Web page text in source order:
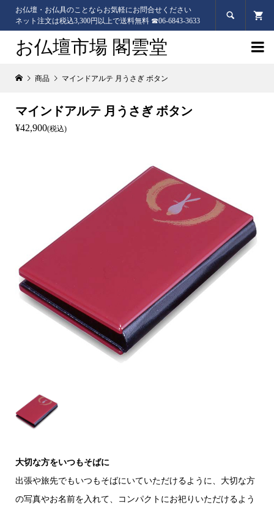
お仏壇・お仏具のことならお気軽にお問合せください
ネット注文は税込3,300円以上で送料無料 ☎06-6843-3633

お仏壇市場 閣雲堂 
商品 マインドアルテ 月うさぎ ボタン
マインドアルテ 月うさぎ ボタン
¥42,900(税込)
大切な方をいつもそばに
出張や旅先でもいつもそばにいていただけるように、大切な方
の写真やお名前を入れて、コンパクトにお祀りいただけるよう